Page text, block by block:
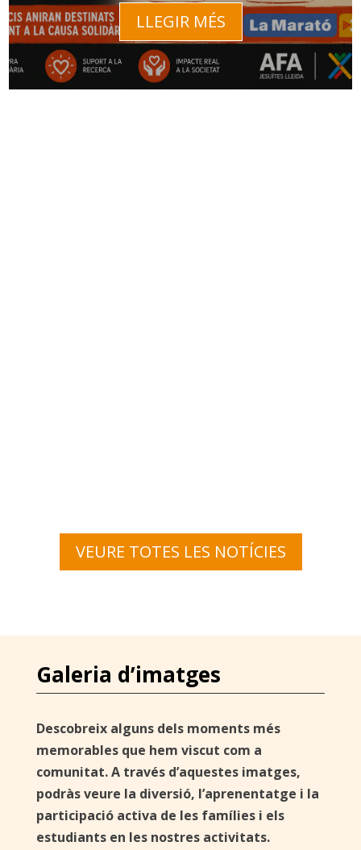
LLEGIR MÉS
VEURE TOTES LES NOTÍCIES
Galeria d’imatges
Descobreix alguns dels moments més
memorables que hem viscut com a
comunitat. A través d’aquestes imatges,
podràs veure la diversió, l’aprenentatge i la
participació activa de les famílies i els
estudiants en les nostres activitats.